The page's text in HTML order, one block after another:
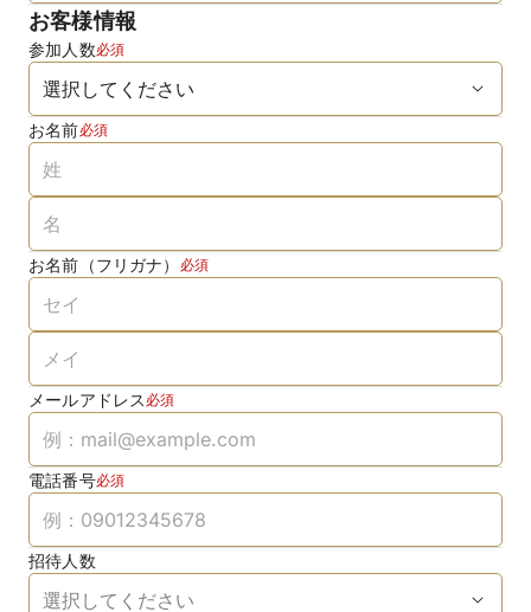
お客様情報
参加人数必須
お名前必須
お名前（フリガナ） 必須
メールアドレス 必須
電話番号必須
招待人数